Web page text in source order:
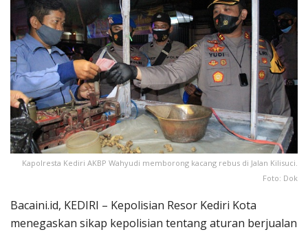
Kapolresta Kediri AKBP Wahyudi memborong kacang rebus di Jalan Kilisuci.
Foto: Dok
Bacaini.id, KEDIRI – Kepolisian Resor Kediri Kota
menegaskan sikap kepolisian tentang aturan berjualan